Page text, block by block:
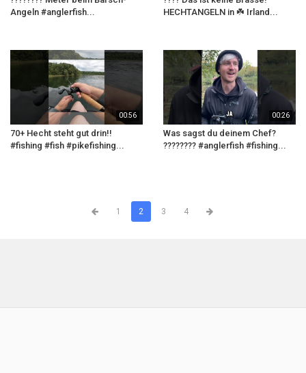
Angeln #anglerfish...
HECHTANGELN in ☘️ Irland...
00:56
70+ Hecht steht gut drin!!
#fishing #fish #pikefishing...
00:26
Was sagst du deinem Chef?
???????? #anglerfish #fishing...
1 2 3 4